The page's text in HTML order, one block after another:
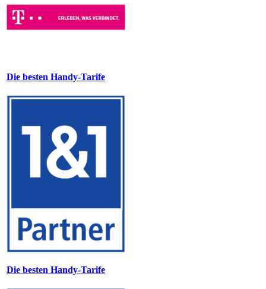
Die besten Handy-Tarife
Die besten Handy-Tarife